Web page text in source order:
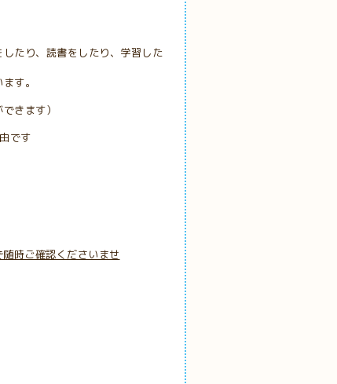
たり、読書をしたり、学習した
す。
きます）
です
時ご確認くださいませ